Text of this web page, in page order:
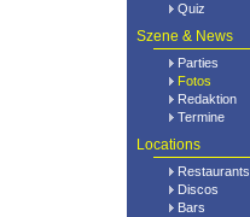
Quiz
Szene & News
Parties
Fotos
Redaktion
Termine
Locations
Restaurants
Discos
Bars